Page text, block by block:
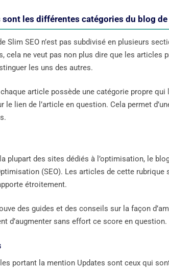
sont les différentes catégories du blog de
Slim SEO n’est pas subdivisé en plusieurs
cela ne veut pas non plus dire que les
les uns des autres.
article possède une catégorie propre
le lien de l’article en question. Cela permet
plupart des sites dédiés à l’optimisation, le
(SEO). Les articles de cette
étroitement.
des guides et des conseils sur la façon
d’augmenter sans effort ce score en question.
portant la mention Updates sont ceux qui